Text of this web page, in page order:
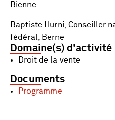
Bienne
Baptiste Hurni, Conseiller
fédéral, Berne
Domaine(s) d'activité
Droit de la vente
Documents
Programme